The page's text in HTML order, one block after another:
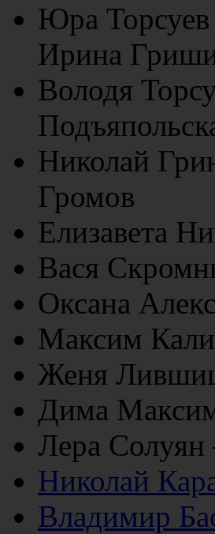
Юра
Ирина
Володя
Николай
Громов
Елизавета
Вася
Оксана
Максим
Женя
Дима
Лера
Николай
Владимир